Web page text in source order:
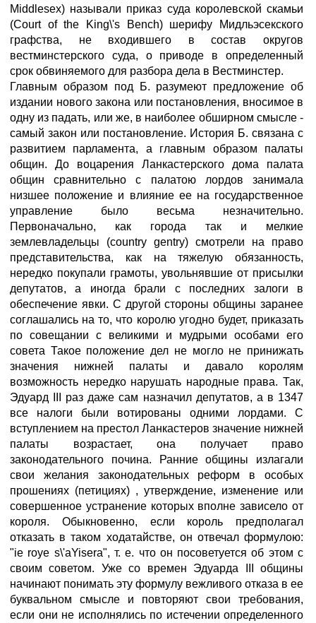
Middlesex) называли приказ суда королевской скамьи
(Court of the King\'s Bench) шерифу Мидльэсекского
графства, не входившего в состав округов
вестминстерского суда, о приводе в определенный
срок обвиняемого для разбора дела в Вестминстер.
Главным образом под Б. разумеют предложение об
издании нового закона или постановления, вносимое в
одну из падать, или же, в наиболее обширном смысле -
самый закон или постановление. История Б. связана с
развитием парламента, а главным образом палаты
общин. До воцарения Ланкастерского дома палата
общин сравнительно с палатою лордов занимала
низшее положение и влияние ее на государственное
управление было весьма незначительно.
Первоначально, как города так и мелкие
землевладельцы (country gentry) смотрели на право
представительства, как на тяжелую обязанность,
нередко покупали грамоты, увольнявшие от присылки
депутатов, а иногда брали с последних залоги в
обеспечение явки. С другой стороны общины заранее
соглашались на то, что королю угодно будет, приказать
по совещании с великими и мудрыми особами его
совета Такое положение дел не могло не принижать
значения нижней палаты и давало королям
возможность нередко нарушать народные права. Так,
Эдуард III раз даже сам назначил депутатов, а в 1347
все налоги были вотированы одними лордами. С
вступлением на престол Ланкастеров значение нижней
палаты возрастает, она получает право
законодательного почина. Ранние общины излагали
свои желания законодательных реформ в особых
прошениях (петициях) , утверждение, изменение или
совершенное устранение которых вполне зависело от
короля. Обыкновенно, если король предполагал
отказать в таком ходатайстве, он отвечал формулою:
"ie roye s\'aYisera", т. е. что он посоветуется об этом с
своим советом. Уже со времен Эдуарда III общины
начинают понимать эту формулу вежливого отказа в ее
буквальном смысле и повторяют свои требования,
если они не исполнялись по истечении определенного